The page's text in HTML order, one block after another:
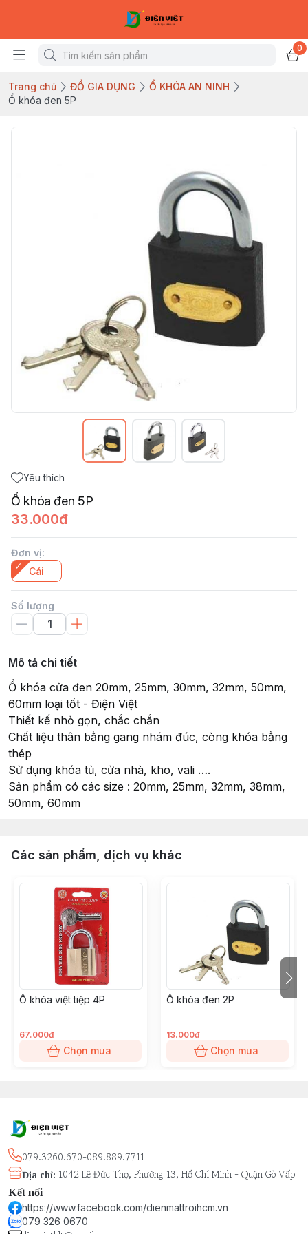
0
Trang chủ ĐỒ GIA DỤNG
Ổ KHÓA AN NINH
Ổ khóa đen 5P
Yêu thích
Ổ khóa đen 5P
33.000đ
Đơn vị:
Cái
Số lượng
Mô tả chi tiết
Ổ khóa cửa đen 20mm, 25mm, 30mm, 32mm, 50mm,
60mm loại tốt - Điện Việt
Thiết kế nhỏ gọn, chắc chắn
Chất liệu thân bằng gang nhám đúc, còng khóa bằng
thép
Sử dụng khóa tủ, cửa nhà, kho, vali ….
Sản phẩm có các size : 20mm, 25mm, 32mm, 38mm,
50mm, 60mm
Các sản phẩm, dịch vụ khác
Ổ khóa việt tiệp 4P
67.000đ
Chọn mua
Ổ khóa đen 2P
13.000đ
Chọn mua
079.3260.670-089.889.7711
Địa chỉ: 1042 Lê Đức Thọ, Phường 13, Hồ Chí Minh - Quận Gò Vấp
Kết nối
https://www.facebook.com/dienmattroihcm.vn
079 326 0670